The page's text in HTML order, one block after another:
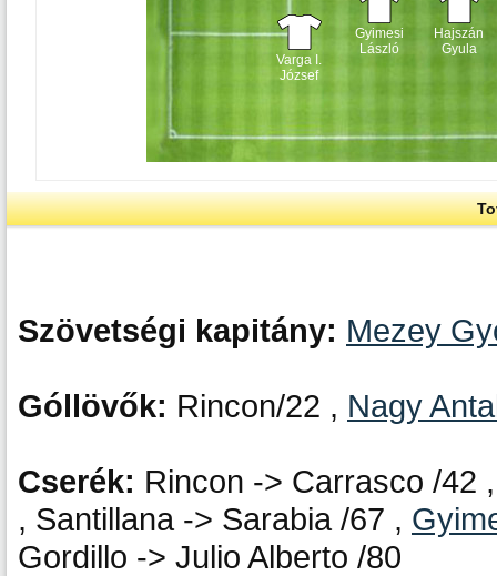
Varga I.
József
Gyimesi
László
Hajszán
Gyula
Szövetségi kapitány: Mezey
Góllövők: Rincon/22 , Nagy
Cserék: Rincon -> Carrasco /42
, Santillana -> Sarabia /67 ,
Gordillo -> Julio Alberto /80